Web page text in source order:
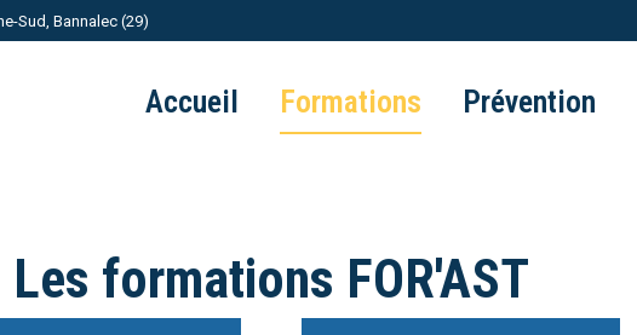
Sud, Bannalec (29)
Accueil Formations Prévention
Les formations FOR'AST